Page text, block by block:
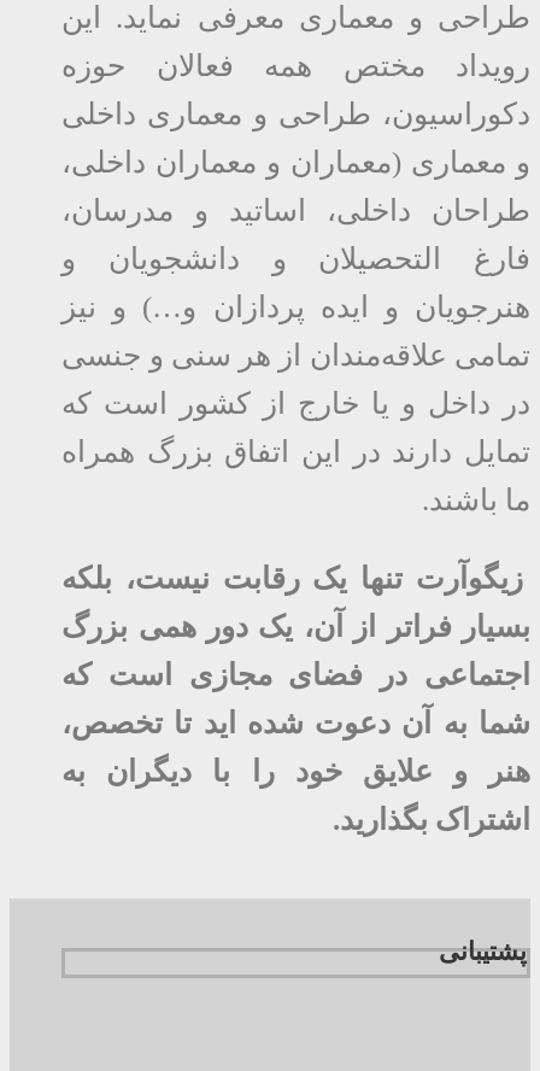
طراحی و معماری معرفی نماید. این
رویداد مختص همه فعالان حوزه
دکوراسیون، طراحی و معماری داخلی
و معماری (معماران و معماران داخلی،
طراحان داخلی، اساتید و مدرسان،
فارغ التحصیلان و دانشجویان و
هنرجویان و ایده پردازان و…) و نیز
تمامی علاقه‌مندان از هر سنی و جنسی
در داخل و یا خارج از کشور است که
تمایل دارند در این اتفاق بزرگ همراه
ما باشند.
زیگوآرت تنها یک رقابت نیست، بلکه
بسیار فراتر از آن، یک دور همی بزرگ
اجتماعی در فضای مجازی است که
شما به آن دعوت شده اید تا تخصص،
هنر و علایق خود را با دیگران به
اشتراک بگذارید.
پشتیبانی